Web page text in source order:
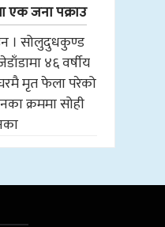
एक जना पक्राउ
। सोलुदुधकुण्ड
४६ वर्षीय
मृत फेला परेको
क्रममा सोही